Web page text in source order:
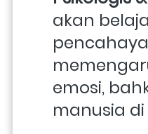
akan
emosi,
manusia